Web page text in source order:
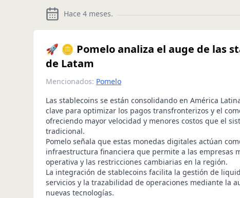
Hace 4 meses.
🚀 🪙 Pomelo analiza el auge de las
de Latam
Mencionados: Pomelo
Las stablecoins se están consolidando en América
clave para optimizar los pagos transfronterizos y el
ofreciendo mayor velocidad y menores costos que el
tradicional.
Pomelo señala que estas monedas digitales actúan
infraestructura financiera que permite a las empresas
operativa y las restricciones cambiarias en la región.
La integración de stablecoins facilita la gestión de
servicios y la trazabilidad de operaciones mediante la
nuevas tecnologías.